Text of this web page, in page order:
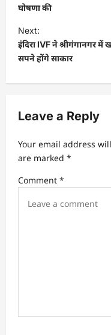
s
t
n
a
v
g
a
t
i
घोषणा की
Next:
इंदिरा IVF ने श्रीगंगानगर में
सपने होंगे साकार
Leave a Reply
Your email address
are marked *
Comment *